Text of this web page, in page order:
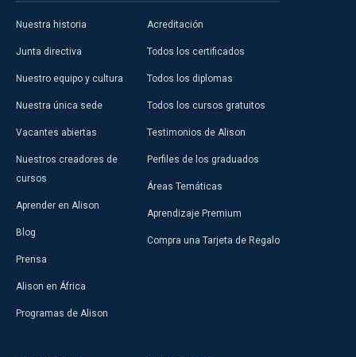
Nuestra historia
Junta directiva
Nuestro equipo y cultura
Nuestra única sede
Vacantes abiertas
Nuestros creadores de
cursos
Aprender en Alison
Blog
Prensa
Alison en África
Programas de Alison
Acreditación
Todos los certificados
Todos los diplomas
Todos los cursos gratuitos
Testimonios de Alison
Perfiles de los graduados
Áreas Temáticas
Aprendizaje Premium
Compra una Tarjeta de Regalo